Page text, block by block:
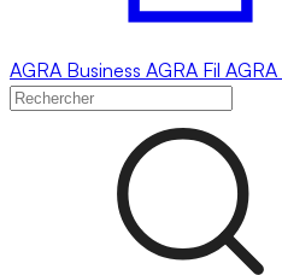
AGRA Business AGRA Fil AGRA